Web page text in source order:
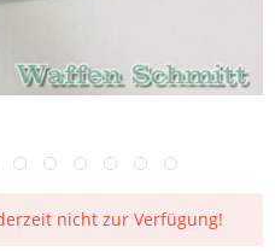
nicht zur Verfügung!